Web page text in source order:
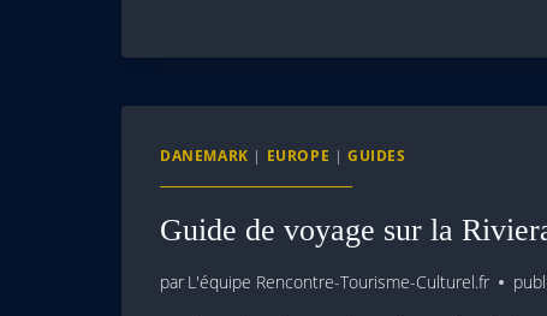
DANEMARK | EUROPE | GUIDES
Guide de voyage sur la
par L'équipe Rencontre-Tourisme-Culturel.fr